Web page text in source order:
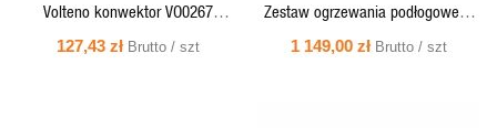
Volteno konwektor VO0267
750/1250/2000W bez nawiewu
127,43 zł Brutto / szt
Zestaw ogrzewania podłogowego
pod płytki - mata grzejna
1 149,00 zł Brutto / szt